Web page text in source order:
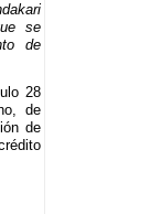
se
de
28
de
de